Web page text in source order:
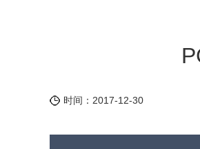
时间：2017-12-30